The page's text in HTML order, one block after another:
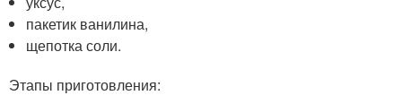
пакетик ванилина,
щепотка соли.
Этапы приготовления: